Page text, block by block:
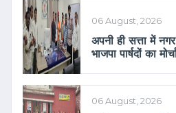
06 August, 2026
अपनी ही सत्ता में
भाजपा पार्षदों का
06 August, 2026